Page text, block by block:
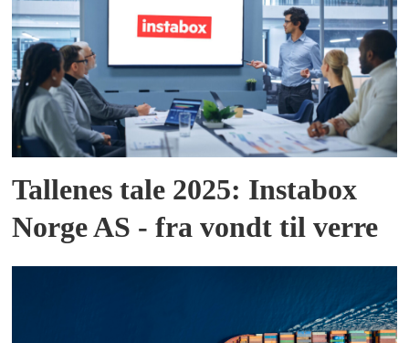
Tallenes tale 2025: Instabox
Norge AS - fra vondt til verre